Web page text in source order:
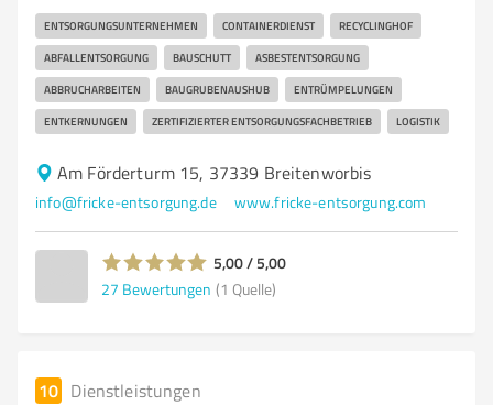
ENTSORGUNGSUNTERNEHMEN CONTAINERDIENST RECYCLINGHOF
ABFALLENTSORGUNG BAUSCHUTT ASBESTENTSORGUNG
ABBRUCHARBEITEN BAUGRUBENAUSHUB ENTRÜMPELUNGEN
ENTKERNUNGEN ZERTIFIZIERTER ENTSORGUNGSFACHBETRIEB LOGISTIK
Am Förderturm 15, 37339 Breitenworbis
info@fricke-entsorgung.de www.fricke-entsorgung.com
5,00 / 5,00
27 Bewertungen (1 Quelle)
10 Dienstleistungen